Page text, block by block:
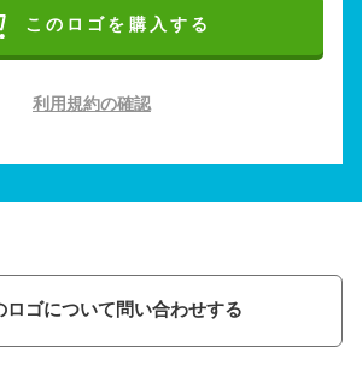
このロゴを購入する
利用規約の確認
ロゴについて問い合わせする